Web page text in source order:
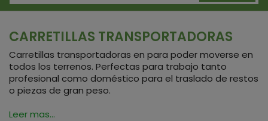
CARRETILLAS TRANSPORTADORAS
Carretillas transportadoras en para poder moverse en
todos los terrenos. Perfectas para trabajo tanto
profesional como doméstico para el traslado de restos
o piezas de gran peso.
Leer mas...